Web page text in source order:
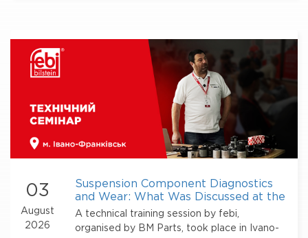
03
August
2026
Suspension Component Diagnostics
and Wear: What Was Discussed at the
febi Training in Ivano-Frankivs
A technical training session by febi,
organised by BM Parts, took place in Ivano-